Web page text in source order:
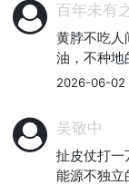
百年未有
黄脖不吃人
油，不种地
2026-06-02
吴敬中
扯皮仗打一
能源不独立